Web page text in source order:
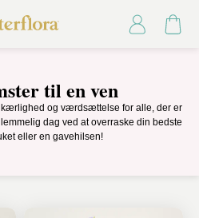
til en ven
kærlighed og værdsættelse for alle, der er
dag ved at overraske din bedste
eller en gavehilsen!